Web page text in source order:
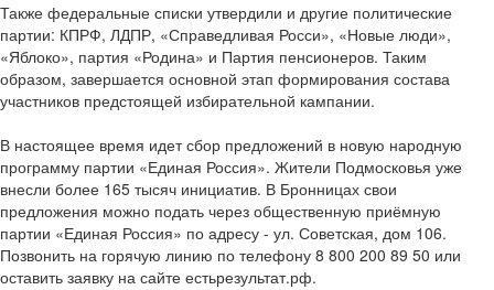
Также федеральные списки утвердили и другие политические
партии: КПРФ, ЛДПР, «Справедливая Росси», «Новые люди»,
«Яблоко», партия «Родина» и Партия пенсионеров. Таким
образом, завершается основной этап формирования состава
участников предстоящей избирательной кампании.
В настоящее время идет сбор предложений в новую народную
программу партии «Единая Россия». Жители Подмосковья уже
внесли более 165 тысяч инициатив. В Бронницах свои
предложения можно подать через общественную приёмную
партии «Единая Россия» по адресу - ул. Советская, дом 106.
Позвонить на горячую линию по телефону 8 800 200 89 50 или
оставить заявку на сайте естьрезультат.рф.